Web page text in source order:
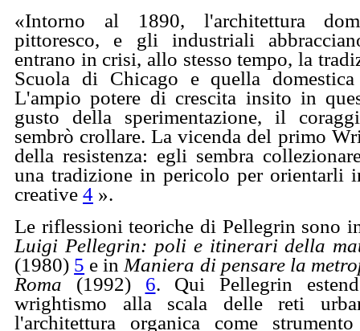
«Intorno al 1890, l'architettura
pittoresco, e gli industriali
entrano in crisi, allo stesso tempo, la
Scuola di Chicago e quella domestica
L'ampio potere di crescita insito in
gusto della sperimentazione, il
sembrò crollare. La vicenda del primo
della resistenza: egli sembra
una tradizione in pericolo per orientarli
creative 4 ».
Le riflessioni teoriche di Pellegrin sono
Luigi Pellegrin: poli e itinerari della
(1980) 5 e in Maniera di pensare la
Roma (1992) 6. Qui Pellegrin
wrightismo alla scala delle reti
l'architettura organica come